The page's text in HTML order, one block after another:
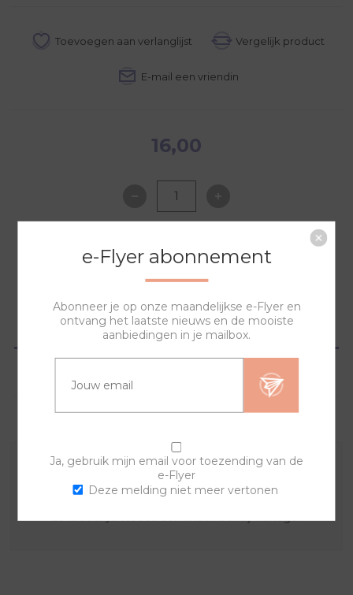
16,00
NAAR WINKELWAGEN
OVERZICHT
De sierring is gemaakt van edelstaal. Deze edelstalen
sierring combineer je met een horlogeband en uurwerk,
e-Flyer abonnement
Abonneer je op onze maandelijkse e-Flyer en
ontvang het laatste nieuws en de mooiste
aanbiedingen in je mailbox.
Ja, gebruik mijn email voor toezending van de
e-Flyer
Deze melding niet meer vertonen